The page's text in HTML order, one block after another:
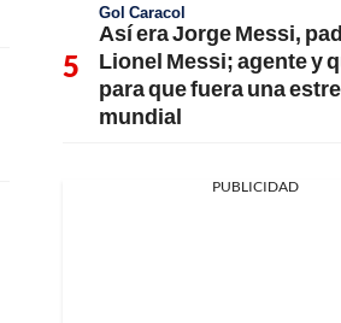
Gol Caracol
Así era Jorge Messi,
Lionel Messi; agente y
para que fuera una
mundial
PUBLICIDAD